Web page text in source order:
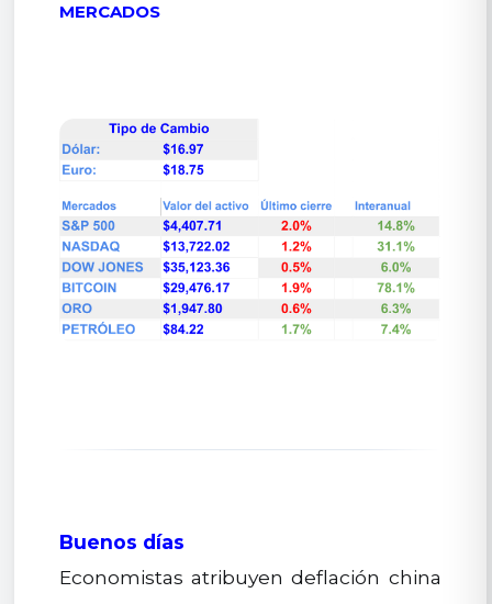
MERCADOS
Buenos días
Economistas atribuyen deflación china